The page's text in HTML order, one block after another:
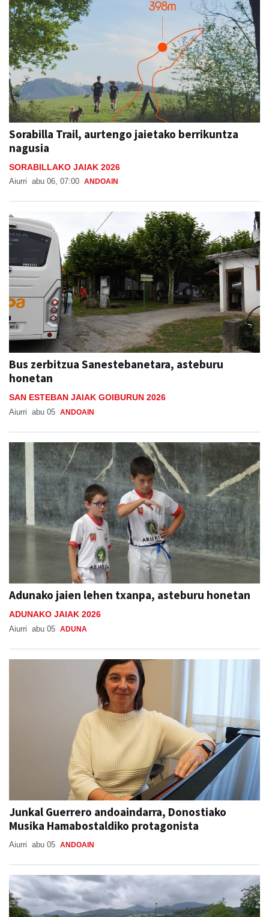
Sorabilla Trail, aurtengo jaietako berrikuntza
nagusia
SORABILLAKO JAIAK 2026
Aiurri abu 06, 07:00 ANDOAIN
Bus zerbitzua Sanestebanetara, asteburu
honetan
SAN ESTEBAN JAIAK GOIBURUN 2026
Aiurri abu 05 ANDOAIN
Adunako jaien lehen txanpa, asteburu honetan
ADUNAKO JAIAK 2026
Aiurri abu 05 ADUNA
Junkal Guerrero andoaindarra, Donostiako
Musika Hamabostaldiko protagonista
Aiurri abu 05 ANDOAIN